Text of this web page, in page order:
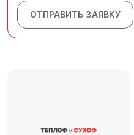
ОТПРАВИТЬ ЗАЯВКУ